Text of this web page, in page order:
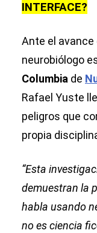
INTERFACE?
Ante el avance
neurobiólogo
Columbia de
Rafael Yuste
peligros que
propia
“Esta
demuestran la
habla usando
no es ciencia